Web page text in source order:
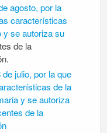
agosto, por la
características
y se autoriza su
de la
julio, por la que
de la
y se autoriza
de la